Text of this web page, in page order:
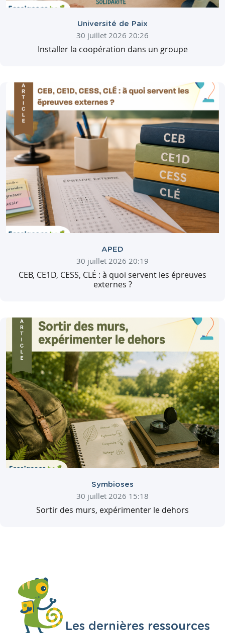
Université de Paix
30 juillet 2026 20:26
Installer la coopération dans un groupe
APED
30 juillet 2026 20:19
CEB, CE1D, CESS, CLÉ : à quoi servent les épreuves
externes ?
Symbioses
30 juillet 2026 15:18
Sortir des murs, expérimenter le dehors
Les dernières ressources